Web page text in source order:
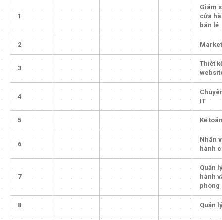
1
Giám
cửa
bán lẻ
2
3
Thiết
4
IT
5 Kế toán
6
Nhân
hành
7
Quản
hành
phòng
8 Quản